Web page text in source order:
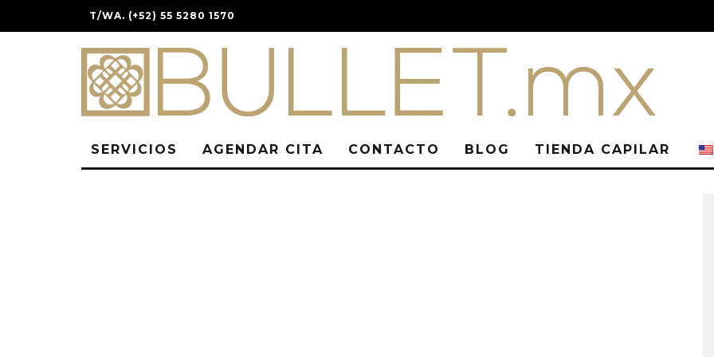
T/WA. (+52) 55 5280 1570
SERVICIOS AGENDAR CITA CONTACTO BLOG TIENDA CAPILAR